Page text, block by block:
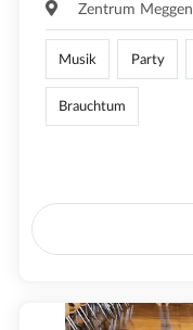
Zentrum Meggen
Musik Party
Brauchtum